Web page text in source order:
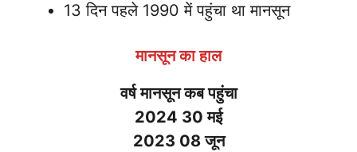
13 दिन पहले 1990 में पहुंचा था मानसून
मानसून का हाल
वर्ष मानसून कब पहुंचा
2024 30 मई
2023 08 जून